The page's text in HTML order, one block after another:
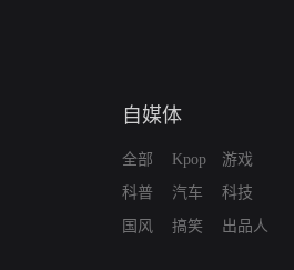
自媒体
全部
科普
国风
Kpop
汽车
搞笑
游戏
科技
出品人